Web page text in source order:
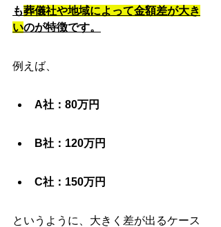
も葬儀社や地域によって金額差が大き
いのが特徴です。
例えば、
A社：80万円
B社：120万円
C社：150万円
というように、大きく差が出るケース